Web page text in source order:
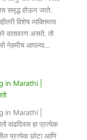
समृद्ध होऊन जाते.
विशेष व्यक्तिमत्व
वातावरण असते. तो
नेहमीच आपल्या…
in Marathi​ |
in Marathi​ |
वाढदिवस हा प्रत्येक
प्रत्येक छोटा आणि